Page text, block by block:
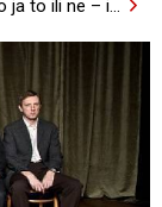
ja to ili ne – i